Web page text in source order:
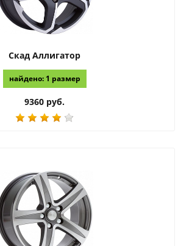
Скад Аллигатор
найдено: 1 размер
9360 руб.